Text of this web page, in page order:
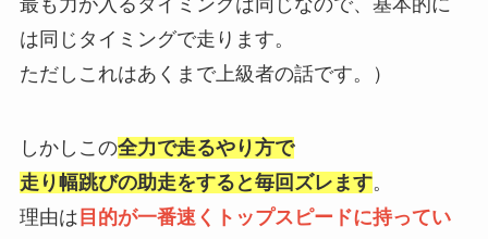
最も力が入るタイミングは同じなので、 基本的に
は同じタイミングで走ります。
ただしこれはあくまで上級者の話です。）
しかしこの全力で走るやり方で
走り幅跳びの助走をすると毎回ズレます。
理由は 目的が一番速くトップスピードに持ってい